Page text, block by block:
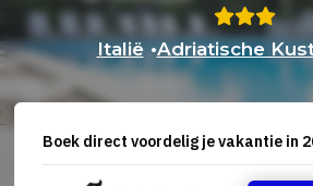
Italië •Adriatische
Boek direct voordelig je vakantie in